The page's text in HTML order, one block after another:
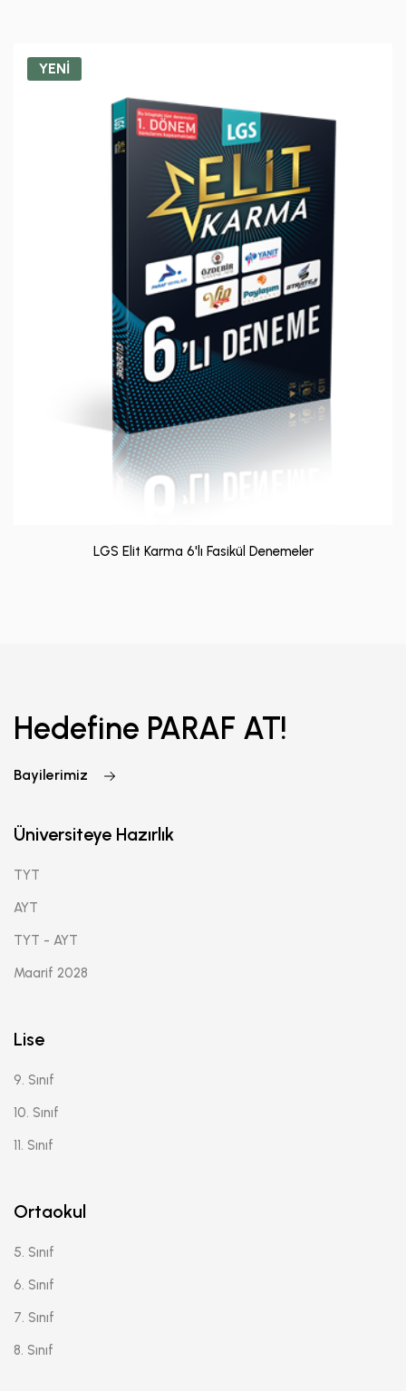
YENİ
LGS Elit Karma 6'lı Fasikül Denemeler
Hedefine PARAF AT!
Bayilerimiz
Üniversiteye Hazırlık
TYT
AYT
TYT - AYT
Maarif 2028
Lise
9. Sınıf
10. Sınıf
11. Sınıf
Ortaokul
5. Sınıf
6. Sınıf
7. Sınıf
8. Sınıf